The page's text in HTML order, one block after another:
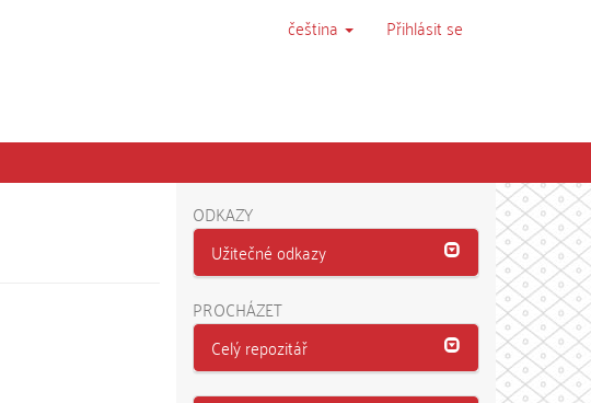
čeština Přihlásit se
ODKAZY
Užitečné odkazy
PROCHÁZET
Celý repozitář